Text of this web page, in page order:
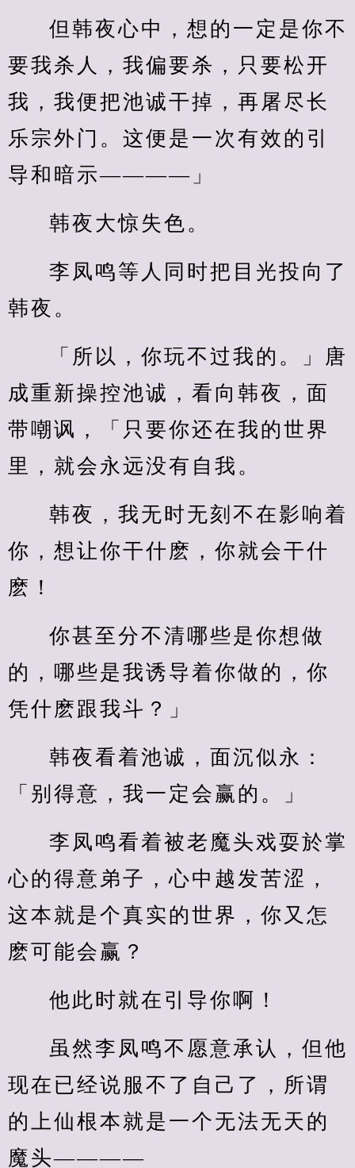
但韩夜心中，想的一定是你不
要我杀人，我偏要杀，只要松开
我，我便把池诚干掉，再屠尽长
乐宗外门。这便是一次有效的引
导和暗示————」
韩夜大惊失色。
李凤鸣等人同时把目光投向了
韩夜。
「所以，你玩不过我的。」唐
成重新操控池诚，看向韩夜，面
带嘲讽，「只要你还在我的世界
里，就会永远没有自我。
韩夜，我无时无刻不在影响着
你，想让你干什麽，你就会干什
麽！
你甚至分不清哪些是你想做
的，哪些是我诱导着你做的，你
凭什麽跟我斗？」
韩夜看着池诚，面沉似永：
「别得意，我一定会赢的。」
李凤鸣看着被老魔头戏耍於掌
心的得意弟子，心中越发苦涩，
这本就是个真实的世界，你又怎
麽可能会赢？
他此时就在引导你啊！
虽然李凤鸣不愿意承认，但他
现在已经说服不了自己了，所谓
的上仙根本就是一个无法无天的
魔头————